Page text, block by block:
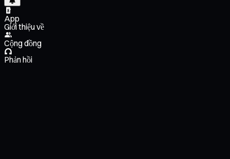
App
Giới thiệu về
Cộng đồng
Phản hồi